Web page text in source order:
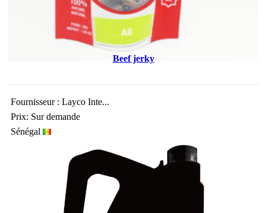
Beef jerky
Fournisseur : Layco Inte...
Prix: Sur demande
Sénégal